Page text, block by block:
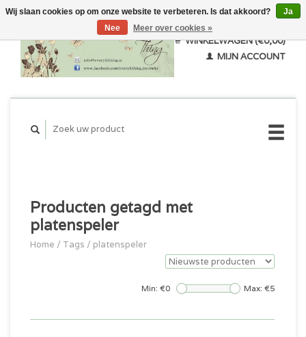
WINKELWAGEN (€0,00)
MIJN ACCOUNT
Producten getagd met
platenspeler
Home / Tags / platenspeler
Min: €0 Max: €5
Wij slaan cookies op om onze website te verbeteren. Is dat akkoord?
Ja
Nee
Meer over cookies »